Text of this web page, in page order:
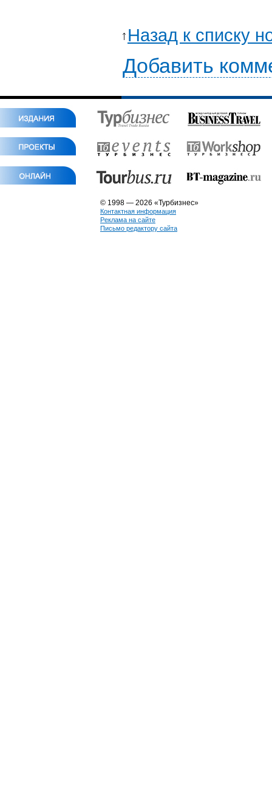
Назад к списку
Добавить
© 1998 — 2026 «Турбизнес»
Контактная информация
Реклама на сайте
Письмо редактору сайта